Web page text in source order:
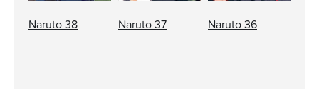
Naruto 38 Naruto 37 Naruto 36